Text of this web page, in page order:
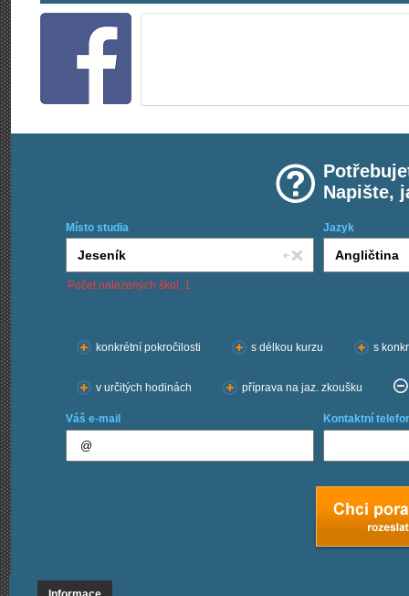
Napište,
Místo studia Jazyk
Počet nalezených škol: 1
konkrétní pokročilosti
s délkou kurzu s
v určitých hodinách příprava na jaz. zkoušku
Váš e-mail Kontaktní